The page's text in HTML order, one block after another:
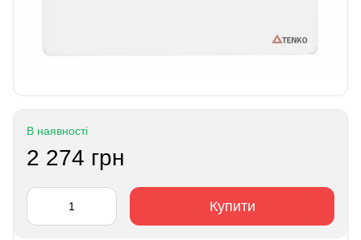
В наявності
2 274 грн
Купити